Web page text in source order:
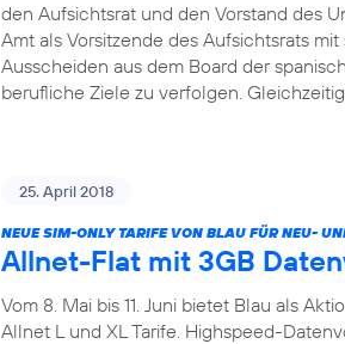
den Aufsichtsrat und den Vorstand des
Amt als Vorsitzende des Aufsichtsrats
Ausscheiden aus dem Board der
berufliche Ziele zu verfolgen.
25. April 2018
NEUE SIM-ONLY TARIFE VON BLAU FÜR NEU-
Allnet-Flat mit 3GB
Vom 8. Mai bis 11. Juni bietet Blau als
Allnet L und XL Tarife. Highspeed-